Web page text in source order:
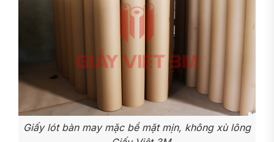
Giấy lót bàn may mặc bề mặt mịn, không xù lông